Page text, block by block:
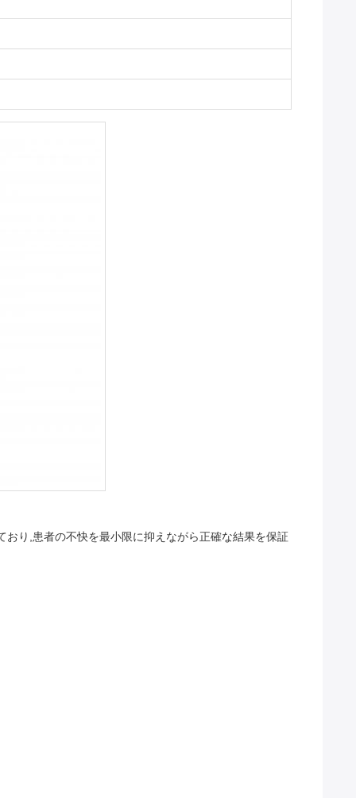
り,患者の不快を最小限に抑えながら正確な結果を保証